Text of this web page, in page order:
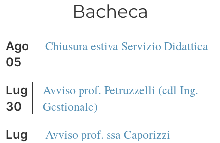
Bacheca
Ago
05
Chiusura estiva Servizio Didattica
Lug
30
Avviso prof. Petruzzelli (cdl Ing.
Gestionale)
Lug
Avviso prof. ssa Caporizzi